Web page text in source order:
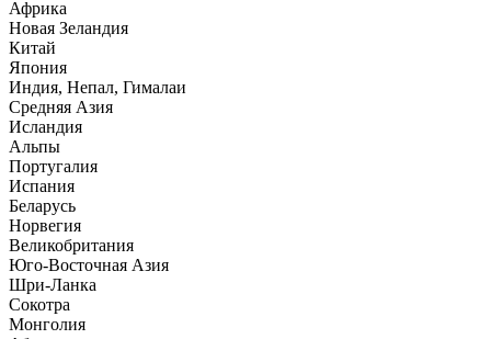
Африка
Новая Зеландия
Китай
Япония
Индия, Непал, Гималаи
Средняя Азия
Исландия
Альпы
Португалия
Испания
Беларусь
Норвегия
Великобритания
Юго-Восточная Азия
Шри-Ланка
Сокотра
Монголия